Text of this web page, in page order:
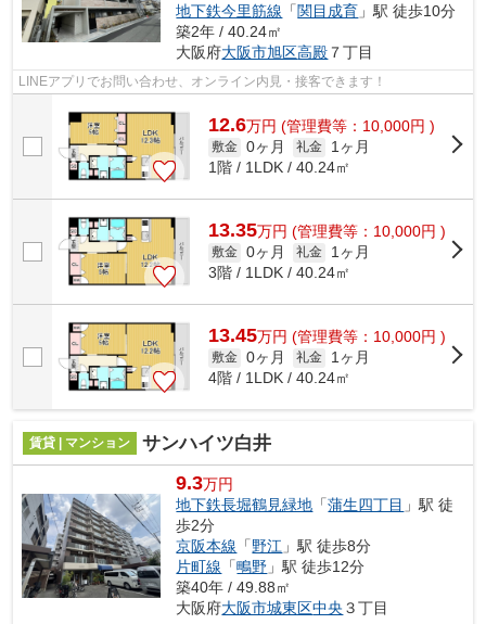
地下鉄今里筋線 「関目成育 」駅 徒歩10分
築2年 / 40.24㎡
大阪府大阪市旭区高殿 ７丁目
LINEアプリでお問い合わせ、オンライン内見・接客できます！
12.6万円 (管理費等：10,000円 )
敷金 0ヶ月 礼金
1ヶ月
1階 / 1LDK / 40.24㎡
13.35万円 (管理費等：10,000円 )
敷金 0ヶ月 礼金
1ヶ月
3階 / 1LDK / 40.24㎡
13.45万円 (管理費等：10,000円 )
敷金 0ヶ月 礼金
1ヶ月
4階 / 1LDK / 40.24㎡
賃貸 | マンション サンハイツ白井
9.3万円
地下鉄長堀鶴見緑地 「蒲生四丁目 」駅 徒
歩2分
京阪本線 「野江 」駅 徒歩8分
片町線 「鴫野 」駅 徒歩12分
築40年 / 49.88㎡
大阪府大阪市城東区中央 ３丁目